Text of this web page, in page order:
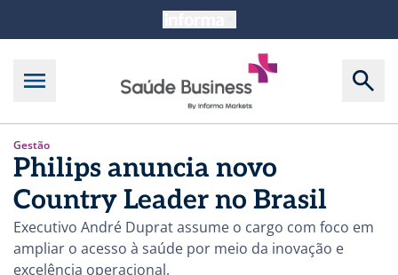
Gestão
Philips anuncia novo
Country Leader no Brasil
Executivo André Duprat assume o cargo com foco em
ampliar o acesso à saúde por meio da inovação e
excelência operacional.